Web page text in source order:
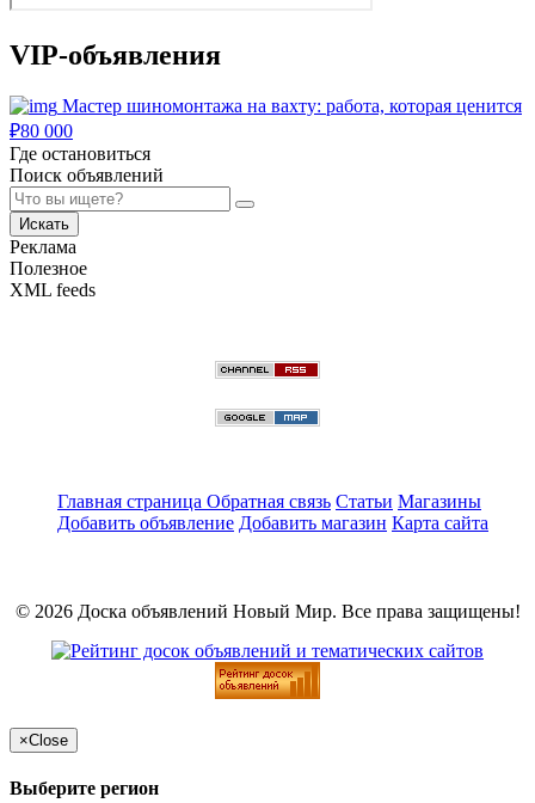
VIP-объявления
Мастер шиномонтажа на вахту: работа, которая ценится
₽80 000
Где остановиться
Поиск объявлений
Искать
Реклама
Полезное
XML feeds
Главная страница Обратная связь Статьи Магазины
Добавить объявление Добавить магазин Карта сайта
© 2026 Доска объявлений Новый Мир. Все права защищены!
×Close
Выберите регион